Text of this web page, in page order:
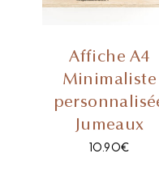
Affiche A4
Minimaliste
Jumeaux
10.90€